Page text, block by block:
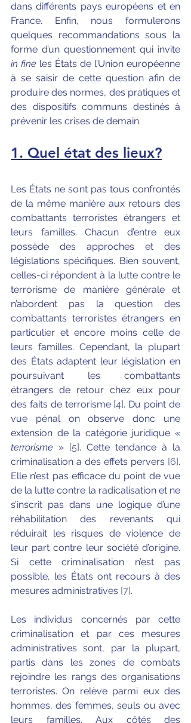
dans différents pays européens et en
France. Enfin, nous formulerons
quelques recommandations sous la
in fine les États de l’Union européenne
à se saisir de cette question afin de
produire des normes, des pratiques et
des dispositifs communs destinés à
prévenir les crises de demain.
1. Quel état des lieux?
Les États ne sont pas tous confrontés
de la même manière aux retours des
combattants terroristes étrangers et
leurs familles. Chacun d’entre eux
possède des approches et des
législations spécifiques. Bien souvent,
celles-ci répondent à la lutte contre le
terrorisme de manière générale et
n’abordent pas la question des
combattants terroristes étrangers en
particulier et encore moins celle de
leurs familles. Cependant, la plupart
des États adaptent leur législation en
poursuivant les combattants
étrangers de retour chez eux pour
des faits de terrorisme [4]. Du point de
vue pénal on observe donc une
terrorisme » [5]. Cette tendance à la
criminalisation a des effets pervers [6].
Elle n’est pas efficace du point de vue
de la lutte contre la radicalisation et ne
s’inscrit pas dans une logique d’une
réhabilitation des revenants qui
réduirait les risques de violence de
leur part contre leur société d’origine.
Si cette criminalisation n’est pas
possible, les États ont recours à des
mesures administratives [7].
Les individus concernés par cette
criminalisation et par ces mesures
administratives sont, par la plupart,
partis dans les zones de combats
rejoindre les rangs des organisations
terroristes. On relève parmi eux des
hommes, des femmes, seuls ou avec
leurs familles. Aux côtés des